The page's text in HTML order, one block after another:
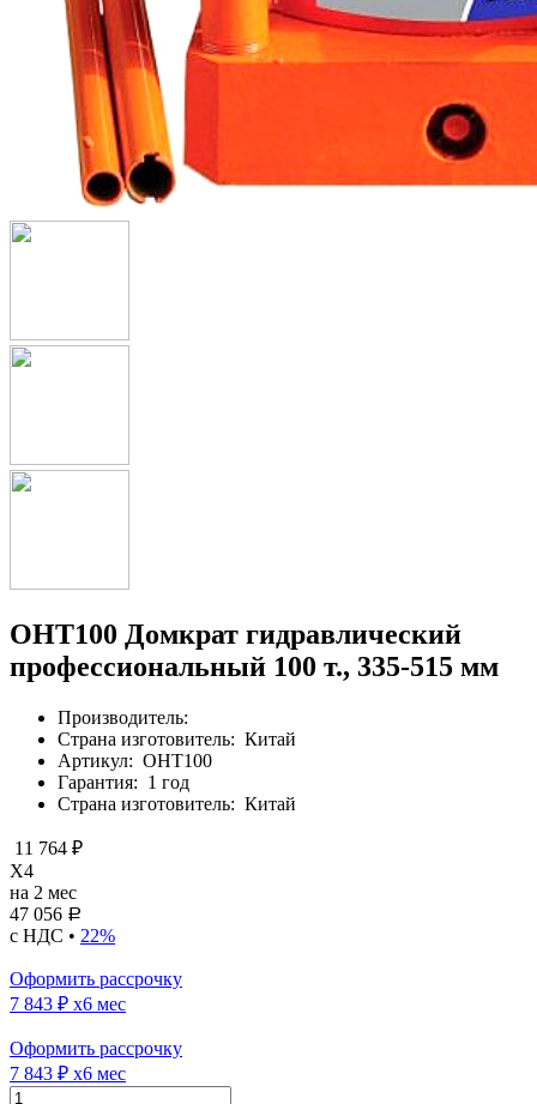
OHT100 Домкрат гидравлический
профессиональный 100 т., 335-515 мм
Производитель:
Страна изготовитель: Китай
Артикул: OHT100
Гарантия: 1 год
Страна изготовитель: Китай
11 764 ₽
X4
на 2 мес
47 056 Р
с НДС • 22%
Оформить рассрочку
7 843 ₽ x6 мес
Оформить рассрочку
7 843 ₽ x6 мес